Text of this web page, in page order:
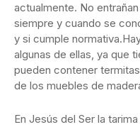
actualmente. No
siempre y cuando se
y si cumple
algunas de ellas, ya que
pueden contener
de los muebles de
En Jesús del Ser la